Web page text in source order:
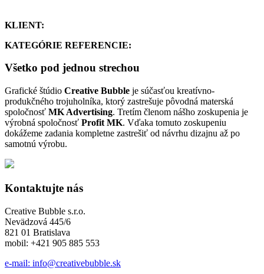
KLIENT:
KATEGÓRIE REFERENCIE:
Všetko pod jednou strechou
Grafické štúdio Creative Bubble je súčasťou kreatívno-
produkčného trojuholníka, ktorý zastrešuje pôvodná materská
spoločnosť MK Advertising. Tretím členom nášho zoskupenia je
výrobná spoločnosť Profit MK. Vďaka tomuto zoskupeniu
dokážeme zadania kompletne zastrešiť od návrhu dizajnu až po
samotnú výrobu.
Kontaktujte nás
Creative Bubble s.r.o.
Nevädzová 445/6
821 01 Bratislava
mobil: +421 905 885 553
e-mail: info@creativebubble.sk